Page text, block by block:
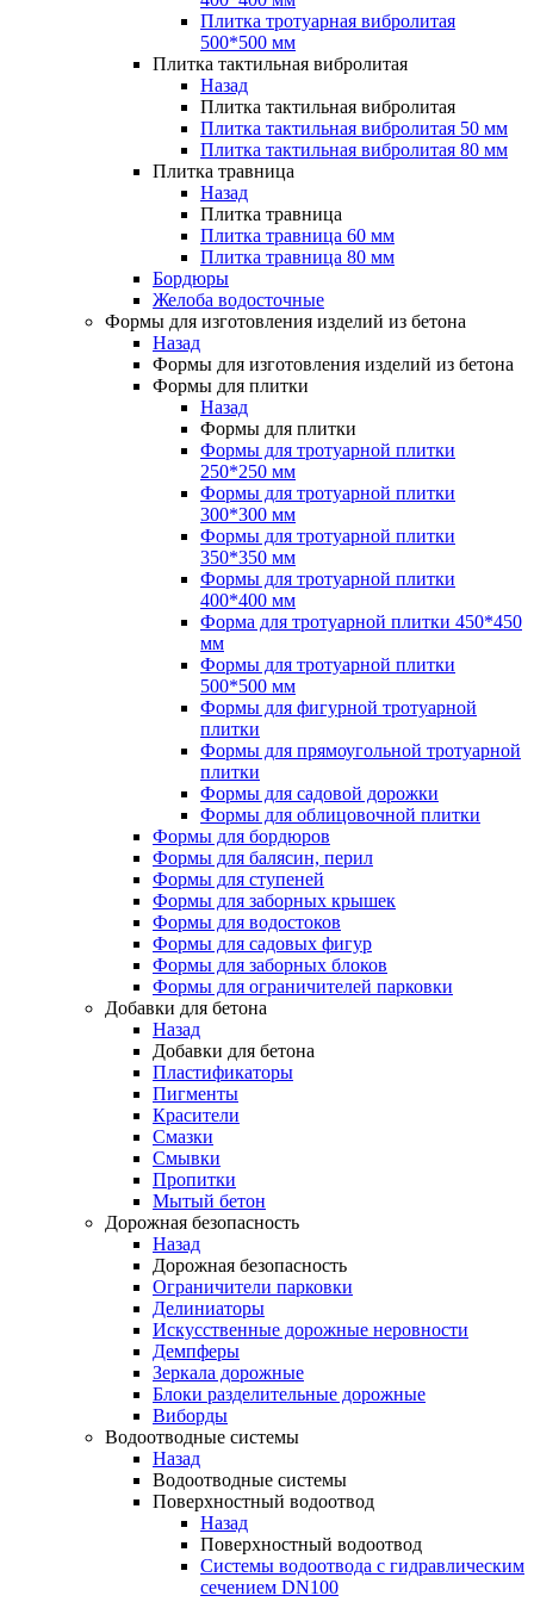
Крышки для столба
Комплекты для забора
Комплект для забора №1
Комплект для забора №1.1
Комплект для забора №2
Комплект для забора №3
Комплект для забора №4
Комплект для забора №5
Комплект для забора №6
Высокие грядки
Животноводство
Щелевые полы для свиноферм
Щелевые полы для ферм КРС
Придверные грязезащитные решетки
Фонтаны садово-парковые
Бордюры декоративные
Крышки для забора
Комплекты для забора
Комплект для забора №1
Комплект для забора №1.1
Комплект для забора №2
Комплект для забора №3
Комплект для забора №4
Комплект для забора №5
Комплект для забора №6
Щелевые полы для свиноферм
Щелевые полы для ферм КРС
Придверные грязезащитные решетки
Плитка тротуарная вибролитая
500*500 мм
Плитка тактильная вибролитая
Назад
Плитка тактильная вибролитая
Плитка тактильная вибролитая 50 мм
Плитка тактильная вибролитая 80 мм
Плитка травница
Назад
Плитка травница
Плитка травница 60 мм
Плитка травница 80 мм
Бордюры
Желоба водосточные
Формы для изготовления изделий из бетона
Назад
Формы для изготовления изделий из бетона
Формы для плитки
Назад
Формы для плитки
Формы для тротуарной плитки
250*250 мм
Формы для тротуарной плитки
300*300 мм
Формы для тротуарной плитки
350*350 мм
Формы для тротуарной плитки
400*400 мм
Форма для тротуарной плитки 450*450
мм
Формы для тротуарной плитки
500*500 мм
Формы для фигурной тротуарной
плитки
Формы для прямоугольной тротуарной
плитки
Формы для садовой дорожки
Формы для облицовочной плитки
Формы для бордюров
Формы для балясин, перил
Формы для ступеней
Формы для заборных крышек
Формы для водостоков
Формы для садовых фигур
Формы для заборных блоков
Формы для ограничителей парковки
Добавки для бетона
Назад
Добавки для бетона
Пластификаторы
Пигменты
Красители
Смазки
Смывки
Пропитки
Мытый бетон
Дорожная безопасность
Назад
Дорожная безопасность
Ограничители парковки
Делиниаторы
Искусственные дорожные неровности
Демпферы
Зеркала дорожные
Блоки разделительные дорожные
Виборды
Водоотводные системы
Назад
Водоотводные системы
Поверхностный водоотвод
Назад
Поверхностный водоотвод
Системы водоотвода с гидравлическим
сечением DN100